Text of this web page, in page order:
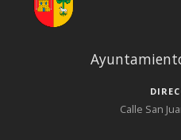
Calle San